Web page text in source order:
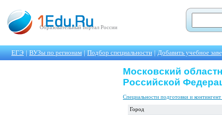
Образовательный портал России
ЕГЭ | ВУЗы по регионам | Подбор специальности | Добавить учебное
Московский
Российской
Специальности подготовки и контингент
Город